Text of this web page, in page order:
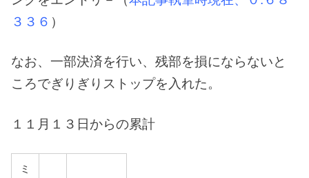
３３６ ）
なお、一部決済を行い、残部を損にならないと
ころでぎりぎりストップを入れた。
１１月１３日からの累計
ミ